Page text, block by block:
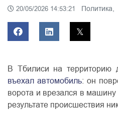
20/05/2026 14:53:21 Политика,
В Тбилиси на территорию
въехал автомобиль: он
ворота и врезался в
результате происшествия